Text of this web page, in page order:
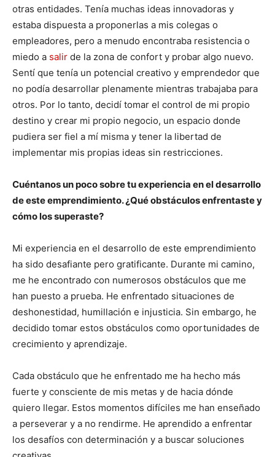
otras entidades. Tenía muchas ideas innovadoras y
estaba dispuesta a proponerlas a mis colegas o
empleadores, pero a menudo encontraba resistencia o
miedo a salir de la zona de confort y probar algo nuevo.
Sentí que tenía un potencial creativo y emprendedor que
no podía desarrollar plenamente mientras trabajaba para
otros. Por lo tanto, decidí tomar el control de mi propio
destino y crear mi propio negocio, un espacio donde
pudiera ser fiel a mí misma y tener la libertad de
implementar mis propias ideas sin restricciones.
Cuéntanos un poco sobre tu experiencia en el desarrollo
de este emprendimiento. ¿Qué obstáculos enfrentaste y
cómo los superaste?
Mi experiencia en el desarrollo de este emprendimiento
ha sido desafiante pero gratificante. Durante mi camino,
me he encontrado con numerosos obstáculos que me
han puesto a prueba. He enfrentado situaciones de
deshonestidad, humillación e injusticia. Sin embargo, he
decidido tomar estos obstáculos como oportunidades de
crecimiento y aprendizaje.
Cada obstáculo que he enfrentado me ha hecho más
fuerte y consciente de mis metas y de hacia dónde
quiero llegar. Estos momentos difíciles me han enseñado
a perseverar y a no rendirme. He aprendido a enfrentar
los desafíos con determinación y a buscar soluciones